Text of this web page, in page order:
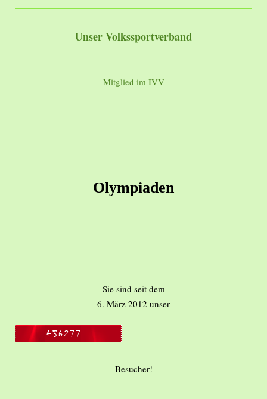
Unser Volkssportverband
Mitglied im IVV
Olympiaden
Sie sind seit dem
6. März 2012 unser
Besucher!